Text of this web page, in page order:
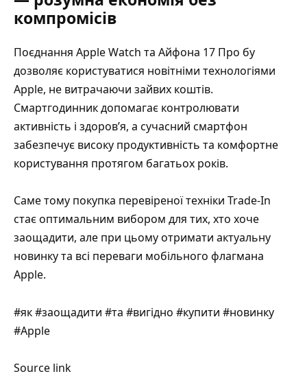
компромісів
Поєднання Apple Watch та Айфона 17 Про бу
дозволяє користуватися новітніми технологіями
Apple, не витрачаючи зайвих коштів.
Смартгодинник допомагає контролювати
активність і здоров’я, а сучасний смартфон
забезпечує високу продуктивність та комфортне
користування протягом багатьох років.
Саме тому покупка перевіреної техніки Trade-In
стає оптимальним вибором для тих, хто хоче
заощадити, але при цьому отримати актуальну
новинку та всі переваги мобільного флагмана
Apple.
#як #заощадити #та #вигідно #купити #новинку
#Apple
Source link